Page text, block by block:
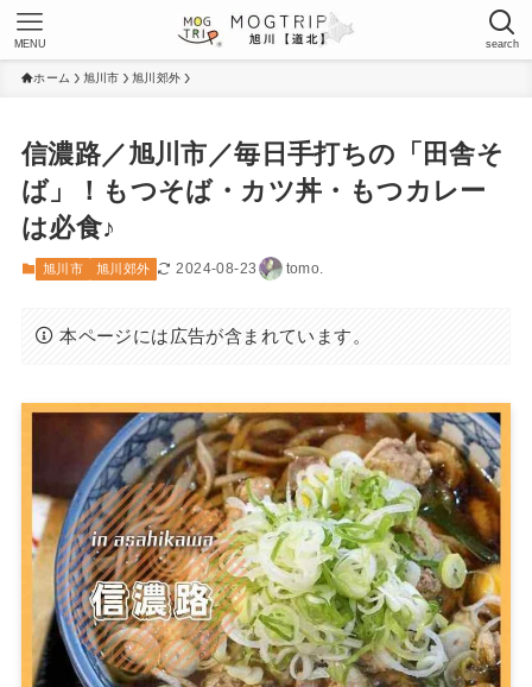
search
MENU
ホーム 旭川市 旭川郊外
信濃路／旭川市／毎日手打ちの「田舎そ
ば」！もつそば・カツ丼・もつカレー
は必食♪
旭川市 旭川郊外 2024-08-23 tomo.
本ページには広告が含まれています。